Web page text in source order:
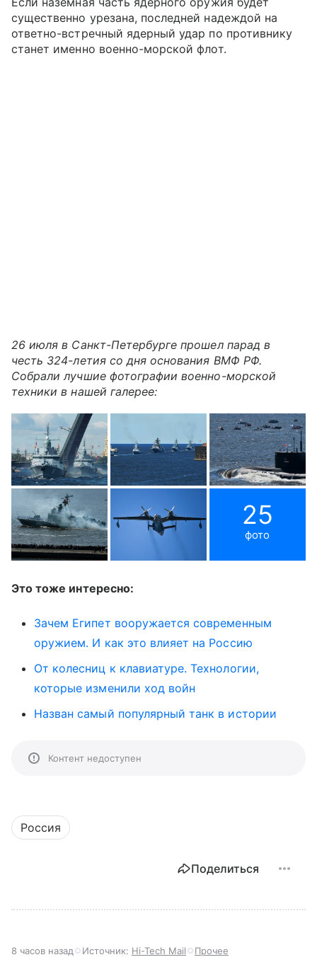
существенно урезана, последней надеждой на
ответно-встречный ядерный удар по противнику
станет именно военно-морской флот.
26 июля в Санкт-Петербурге прошел парад в
честь 324-летия со дня основания ВМФ РФ.
Собрали лучшие фотографии военно-морской
техники в нашей галерее:
25
фото
Это тоже интересно:
Зачем Египет вооружается современным
оружием. И как это влияет на Россию
От колесниц к клавиатуре. Технологии,
которые изменили ход войн
Назван самый популярный танк в истории
Контент недоступен
Россия
Поделиться
8 часов назад Источник: Hi-Tech Mail Прочее